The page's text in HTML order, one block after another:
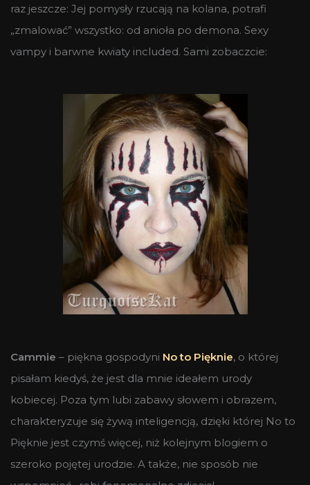
raz jeszcze: Jej pomysły rzucają na kolana, potrafi
„zmalować” wszystko: od anioła po demona. Sexy
vampy i barwne kwiaty included. Sami zobaczcie:
Cammie – piękna gospodyni No to Pięknie, o której
pisałam kiedyś, że jest dla mnie ideałem urody
kobiecej. Poza tym lubi zabawy słowem i obrazem,
charakteryzuje się żywą inteligencją, dzięki której No to
Pięknie jest czymś więcej, niż kolejnym blogiem o
szeroko pojętej urodzie. A także, nie sposób nie